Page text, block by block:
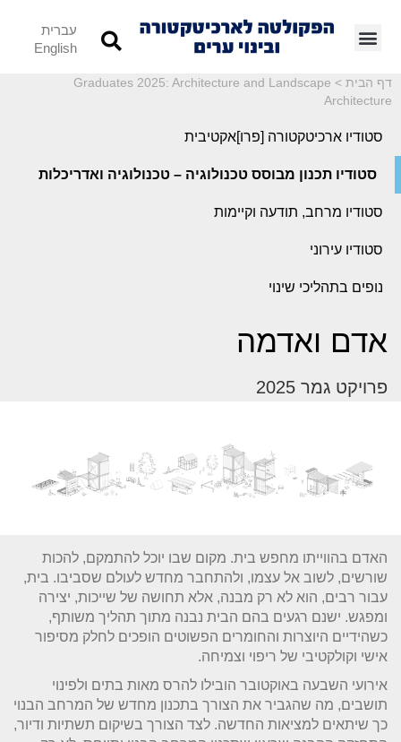
עברית
English
דף הבית >
Graduates 2025: Architecture and Landscape
Architecture
סטודיו ארכיטקטורה [פרו]אקטיבית
סטודיו תכנון מבוסס טכנולוגיה – טכנולוגיה ואדריכלות
סטודיו מרחב, תודעה וקיימות
סטודיו עירוני
נופים בתהליכי שינוי
אדם ואדמה
פרויקט גמר 2025
האדם בהווייתו מחפש בית. מקום שבו יוכל להתמקם, להכות
שורשים, לשוב אל עצמו, ולהתחבר מחדש לעולם שסביבו. בית,
עבור רבים, הוא לא רק מבנה, אלא תחושה של שייכות, יצירה
ומפגש. ישנם רגעים בהם הבית נבנה מתוך תהליך משותף,
כשהידיים היוצרות והחומרים הפשוטים הופכים לחלק מסיפור
אישי וקולקטיבי של ריפוי וצמיחה.
אירועי השבעה באוקטובר הובילו להרס מאות בתים ולפינוי
תושבים, מה שהגביר את הצורך בתכנון מחדש של המרחב הבנוי
כך שיתאים למציאות החדשה. לצד הצורך בשיקום תשתיות ודיור,